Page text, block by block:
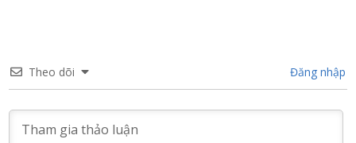
Theo dõi Đăng nhập